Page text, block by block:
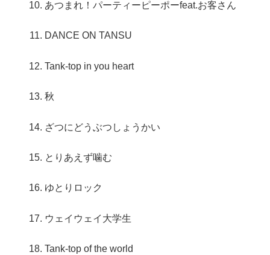
あつまれ！パーティーピーポーfeat.お客さん
DANCE ON TANSU
Tank-top in you heart
秋
ざつにどうぶつしょうかい
とりあえず噛む
ゆとりロック
ウェイウェイ大学生
Tank-top of the world